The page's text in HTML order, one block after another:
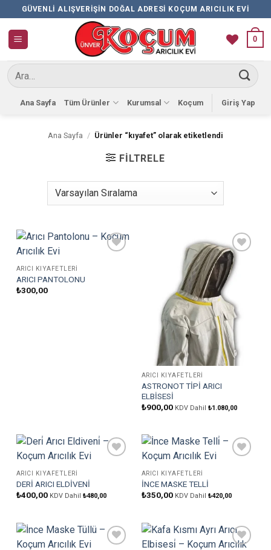
İçeriğe
atla
GÜVENLI ALIŞVERIŞIN DOĞAL ADRESI KOÇUM ARICILIK EVI
0
Ara:
Ana Sayfa Tüm Ürünler Kurumsal Koçum Giriş Yap
Ana Sayfa / Ürünler “kıyafet” olarak etiketlendi
FILTRELE
ARICI KIYAFETLERI
ARICI PANTOLONU
₺300,00
Favorilere
Ekle
ARICI KIYAFETLERI
ASTRONOT TİPİ ARICI
ELBİSESİ
₺900,00 KDV Dahil ₺1.080,00
ARICI KIYAFETLERI
DERİ ARICI ELDİVENİ
₺400,00 KDV Dahil ₺480,00
ARICI KIYAFETLERI
İNCE MASKE TELLİ
₺350,00 KDV Dahil ₺420,00